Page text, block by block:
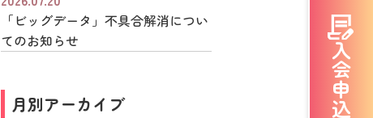
「ビッグデータ」不具合解消につい
てのお知らせ
月別アーカイブ